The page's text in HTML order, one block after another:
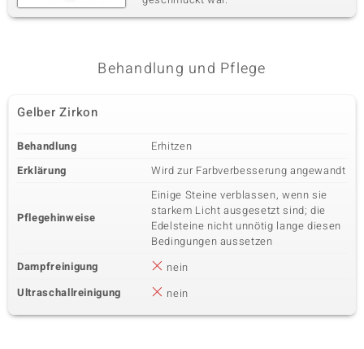
Behandlung und Pflege
Gelber Zirkon
Behandlung
Erhitzen
Erklärung
Wird zur Farbverbesserung angewandt
Pflegehinweise
Einige Steine verblassen, wenn sie
starkem Licht ausgesetzt sind; die
Edelsteine nicht unnötig lange diesen
Bedingungen aussetzen
Dampfreinigung
nein
Ultraschallreinigung
nein